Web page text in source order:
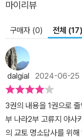
마이리뷰
구매자 (0) 전체 (17)
dalgial 2024-06-25
3권의 내용을 1권으로
부 나라2부 고류지 야사
의 교토 명소답사를 위